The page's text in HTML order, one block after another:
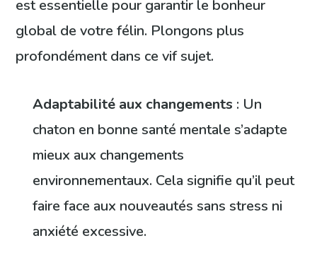
est essentielle pour garantir le bonheur
global de votre félin. Plongons plus
profondément dans ce vif sujet.
Adaptabilité aux changements : Un
chaton en bonne santé mentale s’adapte
mieux aux changements
environnementaux. Cela signifie qu’il peut
faire face aux nouveautés sans stress ni
anxiété excessive.